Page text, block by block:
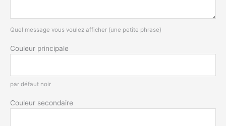
Quel message vous voulez afficher (une petite phrase)
Couleur principale
par défaut noir
Couleur secondaire